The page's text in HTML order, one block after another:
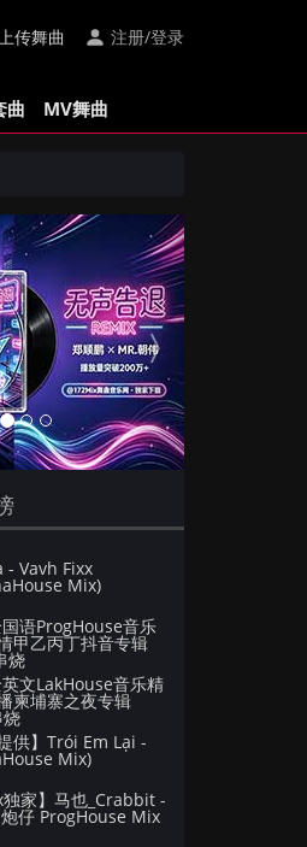
传舞曲 注册/登录
曲 MV舞曲
Next
- Vavh Fixx
Mix)
语ProgHouse音乐
甲乙丙丁抖音专辑
烧
文LakHouse音乐精
柬埔寨之夜专辑
供】Trói Em Lại -
Mix)
独家】马也_Crabbit -
仔 ProgHouse Mix